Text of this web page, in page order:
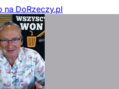
na DoRzeczy.pl